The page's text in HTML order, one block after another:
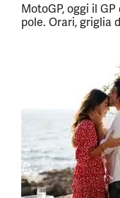
MotoGP, oggi il
pole. Orari, griglia